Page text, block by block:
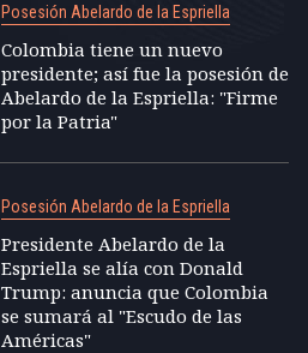
Posesión Abelardo de la Espriella
Colombia tiene un nuevo
presidente; así fue la posesión de
Abelardo de la Espriella: "Firme
por la Patria"
Posesión Abelardo de la Espriella
Presidente Abelardo de la
Espriella se alía con Donald
Trump: anuncia que Colombia
se sumará al "Escudo de las
Américas"